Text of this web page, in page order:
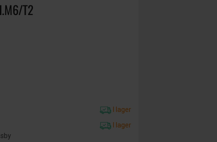
T2
I lager
I lager